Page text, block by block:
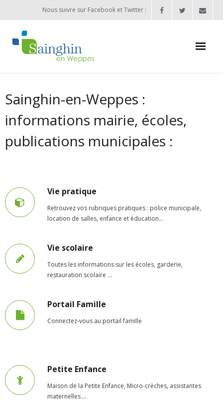
Nous suivre sur Facebook et Twitter :
Agenda
Enfance / Jeunesse
- Vie scolaire
- - Ecole Maternelle Thomas Pesquet
- - Ecole Sainte Marie
- Loisirs
- - Centres de loisirs
- - Espace jeunes 12 / 17 ans
- - Conseil Municipal Enfants
Sainghin-en-Weppes :
informations mairie, écoles,
publications municipales :
Vie pratique
Retrouvez vos rubriques pratiques : police municipale,
location de salles, enfance et éducation...
Vie scolaire
Toutes les informations sur les écoles, garderie,
restauration scolaire …
Portail Famille
Connectez-vous au portail famille
Petite Enfance
Maison de la Petite Enfance, Micro-crèches, assistantes
maternelles ...